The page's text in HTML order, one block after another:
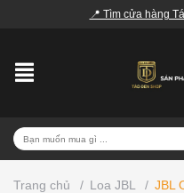
📍 Tìm cửa hàng
Trang chủ / Loa JBL / JBL